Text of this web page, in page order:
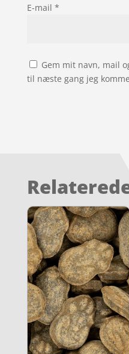
E-mail *
Gem mit navn, mail
til næste gang jeg